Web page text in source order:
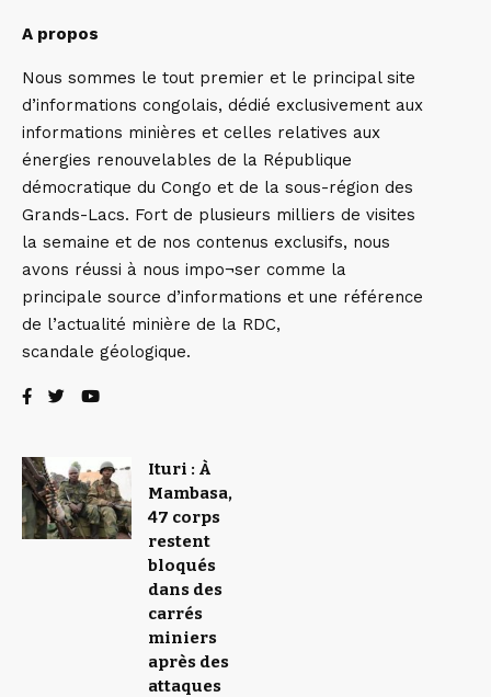
A propos
Nous sommes le tout premier et le principal site
d’informations congolais, dédié exclusivement aux
informations minières et celles relatives aux
énergies renouvelables de la République
démocratique du Congo et de la sous-région des
Grands-Lacs. Fort de plusieurs milliers de visites
la semaine et de nos contenus exclusifs, nous
avons réussi à nous impo¬ser comme la
principale source d’informations et une référence
de l’actualité minière de la RDC,
scandale géologique.
Ituri : À
Mambasa,
47 corps
restent
bloqués
dans des
carrés
miniers
après des
attaques